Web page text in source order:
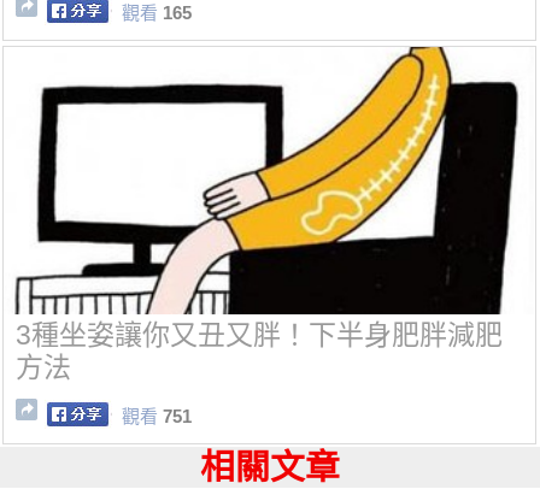
觀看 165
3種坐姿讓你又丑又胖！下半身肥胖減肥
方法
觀看 751
相關文章